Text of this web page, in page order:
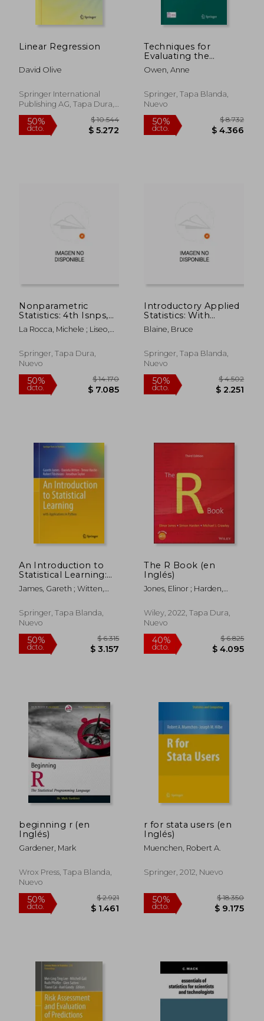
Linear Regression
David Olive
Springer International
Publishing AG, Tapa Dura,
Nuevo
Techniques for
Evaluating the
Differences in
Multiregional Input-
Comparative
Evaluation of CO2
Accounts Calculat (en
Inglés)
Owen, Anne
Springer, Tapa Blanda,
Nuevo
50%
dcto.
Nonparametric
Statistics: 4th Isnps,
Salerno, Italy, June
2018 (en Inglés)
La Rocca, Michele ; Liseo,
Springer, Tapa Dura,
Nuevo
50% $ 14.170
Introductory Applied
Statistics: With
Resampling Methods
& R (en Inglés)
Blaine, Bruce
Springer, Tapa Blanda,
Nuevo
50%
An Introduction to
Statistical Learning:
With Applications in
Python (en Inglés)
James, Gareth ; Witten,
Springer, Tapa Blanda,
Nuevo
50%
dcto.
The R Book (en
Inglés)
Jones, Elinor ; Harden,
Wiley, 2022, Tapa Dura,
Nuevo
40%
dcto.
beginning r (en
Inglés)
Gardener, Mark
Wrox Press, Tapa Blanda,
Nuevo
r for stata users (en
Inglés)
Muenchen, Robert A.
Springer, 2012, Nuevo